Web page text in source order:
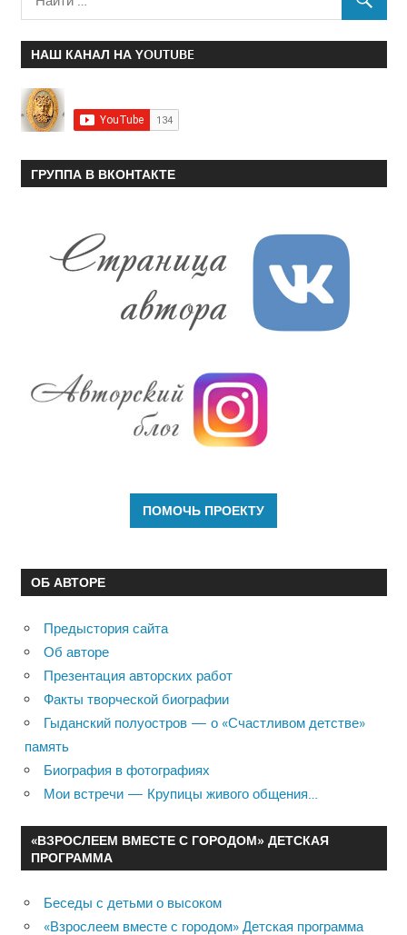
НАШ КАНАЛ НА YOUTUBE
ГРУППА В ВКОНТАКТЕ
ОБ АВТОРЕ
Предыстория сайта
Об авторе
Презентация авторских работ
Факты творческой биографии
Гыданский полуостров — о «Счастливом детстве»
память
Биография в фотографиях
Мои встречи — Крупицы живого общения…
«ВЗРОСЛЕЕМ ВМЕСТЕ С ГОРОДОМ» ДЕТСКАЯ
ПРОГРАММА
Беседы с детьми о высоком
«Взрослеем вместе с городом» Детская программа